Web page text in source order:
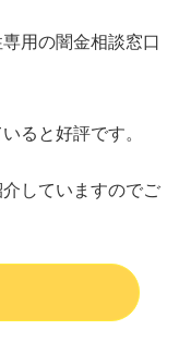
用の闇金相談窓口
ると好評です。
していますのでご